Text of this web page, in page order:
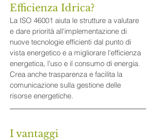
Efficienza Idrica?
La ISO 46001 aiuta le strutture a valutare
e dare priorità all'implementazione di
nuove tecnologie efficienti dal punto di
vista energetico e a migliorare l'efficienza
energetica, l'uso e il consumo di energia.
Crea anche trasparenza e facilita la
comunicazione sulla gestione delle
risorse energetiche.
I vantaggi